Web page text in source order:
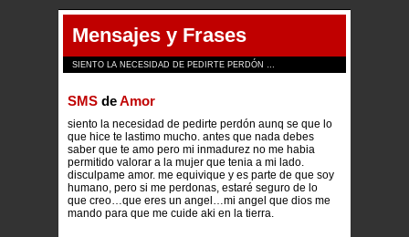
Mensajes y Frases
SIENTO LA NECESIDAD DE PEDIRTE PERDÓN …
SMS deAmor
siento la necesidad de pedirte perdón aunq se que lo
que hice te lastimo mucho. antes que nada debes
saber que te amo pero mi inmadurez no me habia
permitido valorar a la mujer que tenia a mi lado.
disculpame amor. me equivique y es parte de que soy
humano, pero si me perdonas, estaré seguro de lo
que creo…que eres un angel…mi angel que dios me
mando para que me cuide aki en la tierra.